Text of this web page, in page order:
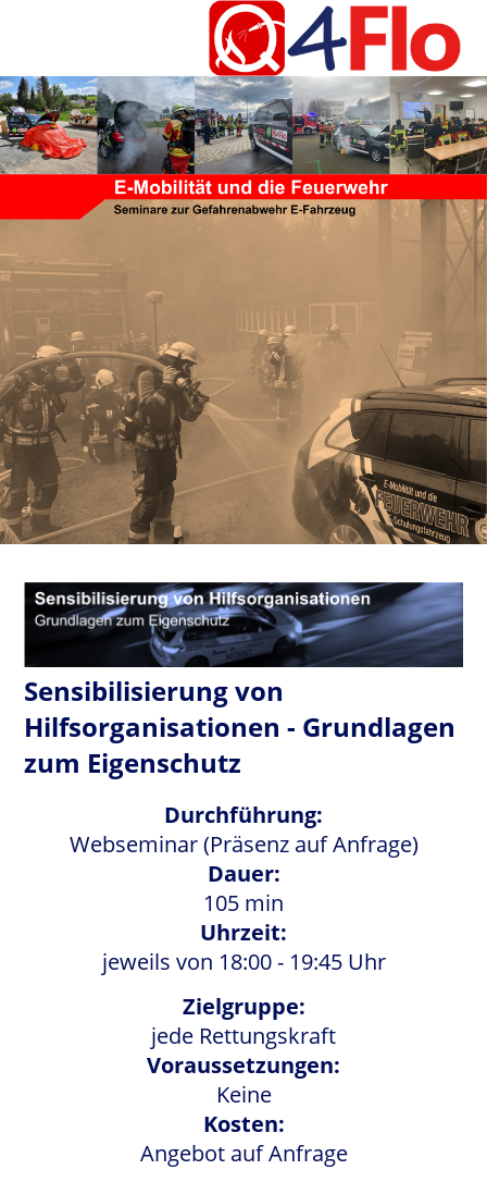
Sensibilisierung von
Hilfsorganisationen - Grundlagen
zum Eigenschutz
Durchführung:
Webseminar (Präsenz auf Anfrage)
Dauer:
105 min
Uhrzeit:
jeweils von 18:00 - 19:45 Uhr
Zielgruppe:
jede Rettungskraft
Voraussetzungen:
Keine
Kosten:
Angebot auf Anfrage